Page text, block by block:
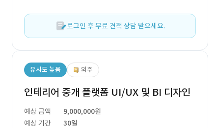
로그인 후 무료 견적 상담 받으세요.
유사도 높음 외주
인테리어 중개 플랫폼 UI/UX 및 BI 디자인
예상 금액
9,000,000원
예상 기간
30일